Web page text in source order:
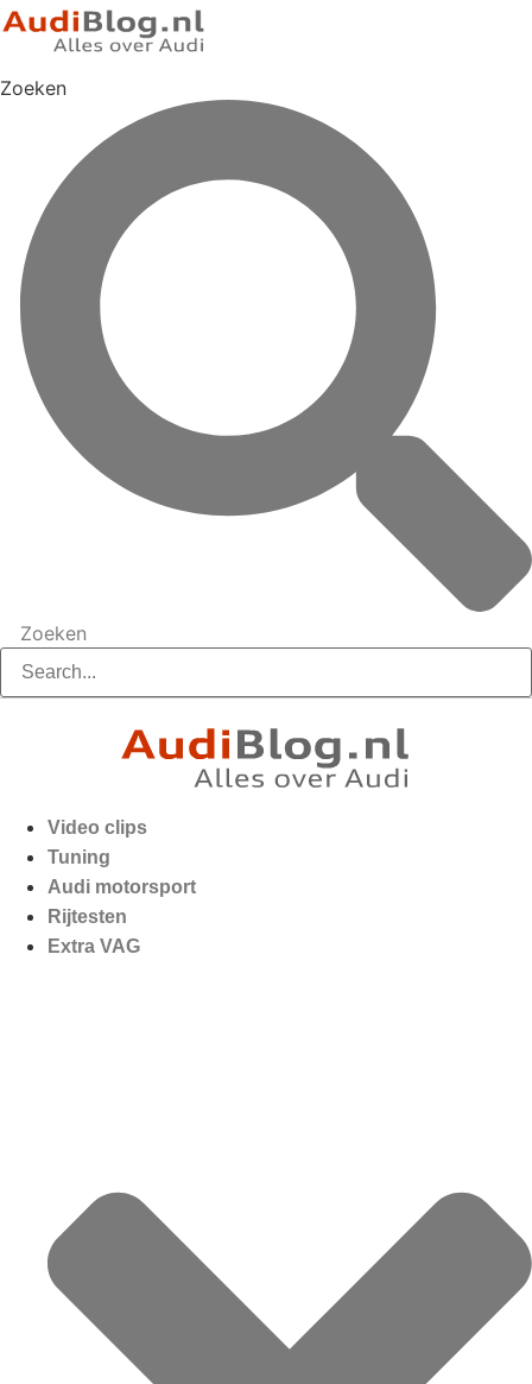
Zoeken
Zoeken
Video clips
Tuning
Audi motorsport
Rijtesten
Extra VAG